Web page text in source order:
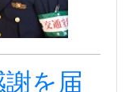
を届